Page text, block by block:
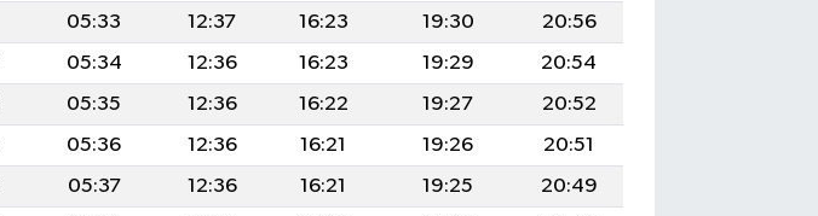
05:33 12:37 16:23 19:30
20:56
05:34 12:36 16:23 19:29
20:54
05:35 12:36 16:22 19:27
20:52
05:36 12:36 16:21 19:26
20:51
05:37 12:36 16:21 19:25
20:49